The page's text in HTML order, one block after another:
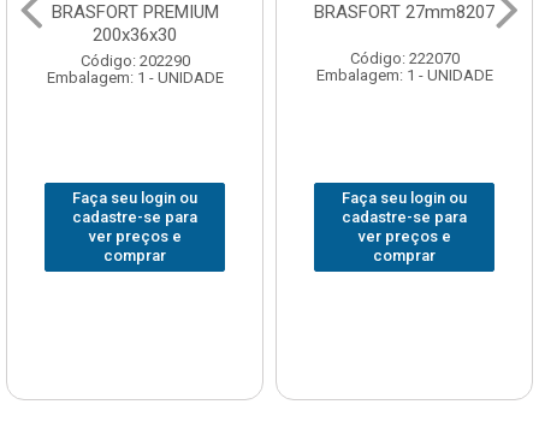
BRASFORT PREMIUM
200x36x30
Código: 202290
Embalagem: 1 - UNIDADE
Faça seu login ou
cadastre-se para
ver preços e
comprar
BRASFORT 27mm8207
Código: 222070
Embalagem: 1 - UNIDADE
Faça seu login ou
cadastre-se para
ver preços e
comprar